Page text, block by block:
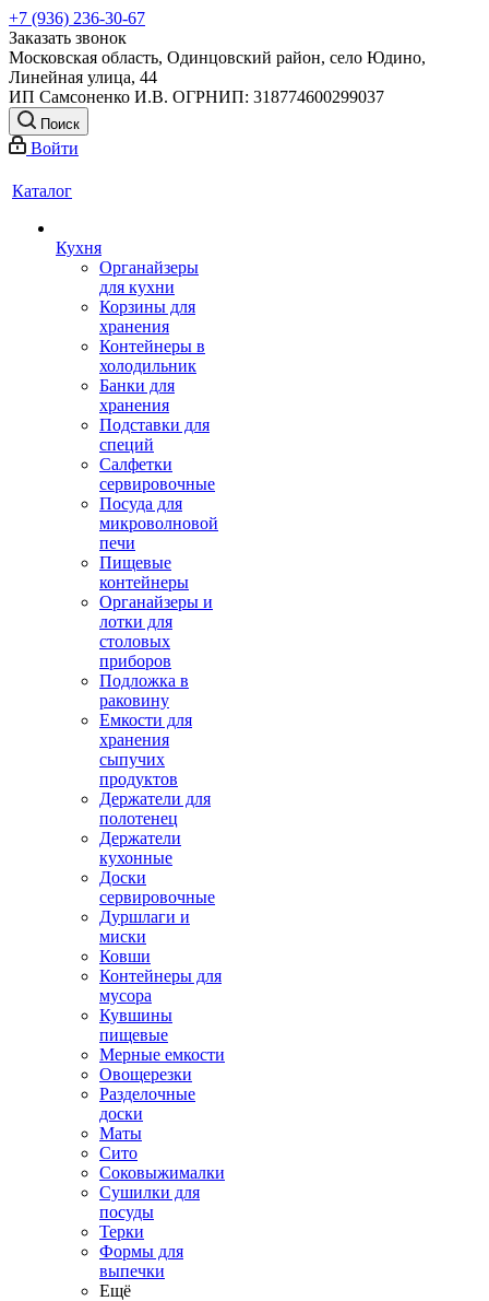
+7 (936) 236-30-67
Заказать звонок
Московская область, Одинцовский район, село Юдино,
Линейная улица, 44
ИП Самсоненко И.В. ОГРНИП: 318774600299037
Поиск
Войти
Каталог
Кухня
Органайзеры
для кухни
Корзины для
хранения
Контейнеры в
холодильник
Банки для
хранения
Подставки для
специй
Салфетки
сервировочные
Посуда для
микроволновой
печи
Пищевые
контейнеры
Органайзеры и
лотки для
столовых
приборов
Подложка в
раковину
Емкости для
хранения
сыпучих
продуктов
Держатели для
полотенец
Держатели
кухонные
Доски
сервировочные
Дуршлаги и
миски
Ковши
Контейнеры для
мусора
Кувшины
пищевые
Мерные емкости
Овощерезки
Разделочные
доски
Маты
Сито
Соковыжималки
Сушилки для
посуды
Терки
Формы для
выпечки
Ещё